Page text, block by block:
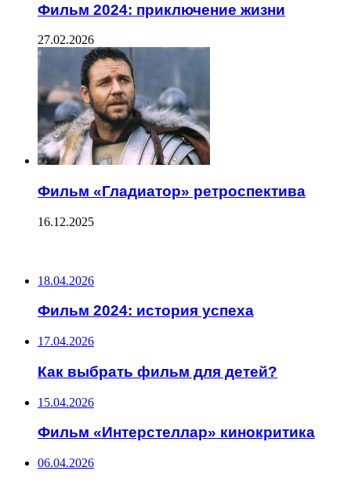
Фильм 2024: приключение жизни
27.02.2026
Фильм «Гладиатор» ретроспектива
16.12.2025
18.04.2026
Фильм 2024: история успеха
17.04.2026
Как выбрать фильм для детей?
15.04.2026
Фильм «Интерстеллар» кинокритика
06.04.2026